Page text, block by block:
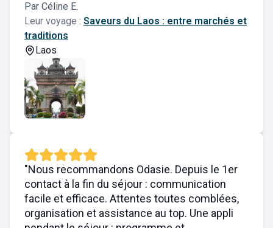
Par Céline E.
Leur voyage : Saveurs du Laos : entre marchés et
traditions
Laos
"Nous recommandons Odasie. Depuis le 1er
contact à la fin du séjour : communication
facile et efficace. Attentes toutes comblées,
organisation et assistance au top. Une appli